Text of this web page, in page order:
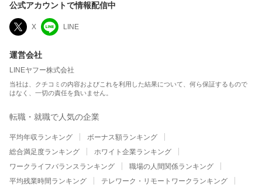
公式アカウントで情報配信中
X LINE
運営会社
LINEヤフー株式会社
当社は、クチコミの内容およびこれを利用した結果について、何ら保証するもので
はなく、一切の責任を負いません。
転職・就職で人気の企業
平均年収ランキング
ボーナス額ランキング
総合満足度ランキング
ホワイト企業ランキング
ワークライフバランスランキング
職場の人間関係ランキング
平均残業時間ランキング
テレワーク・リモートワークランキング